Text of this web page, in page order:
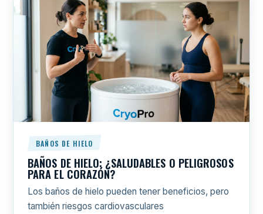
BAÑOS DE HIELO
BAÑOS DE HIELO: ¿SALUDABLES O PELIGROSOS
PARA EL CORAZÓN?
Los baños de hielo pueden tener beneficios, pero
también riesgos cardiovasculares